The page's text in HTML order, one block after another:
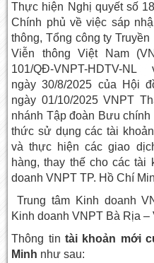
Thực hiện Nghị quyết số
Chính phủ về việc sáp
thông, Tổng công ty
Viễn thông Việt Nam
101/QĐ-VNPT-HDTV-NL
ngày 30/8/2025 của Hội
ngày 01/10/2025 VNPT
nhánh Tập đoàn Bưu
thức sử dụng các tài
và thực hiện các giao
hàng, thay thế cho các tài
doanh VNPT TP. Hồ Chí
Trung tâm Kinh doanh
Kinh doanh VNPT Bà Rịa –
Thông tin tài khoản mới
Minh như sau: